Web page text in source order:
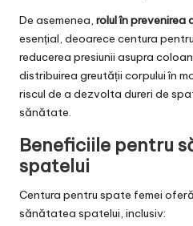
De asemenea, rolul în prevenirea
esențial, deoarece centura
reducerea presiunii asupra
distribuirea greutății corpului în
riscul de a dezvolta dureri de
sănătate.
Beneficiile pentru
spatelui
Centura pentru spate femei
sănătatea spatelui, inclusiv: